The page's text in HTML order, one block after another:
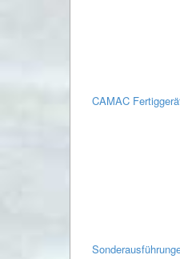
CAMAC